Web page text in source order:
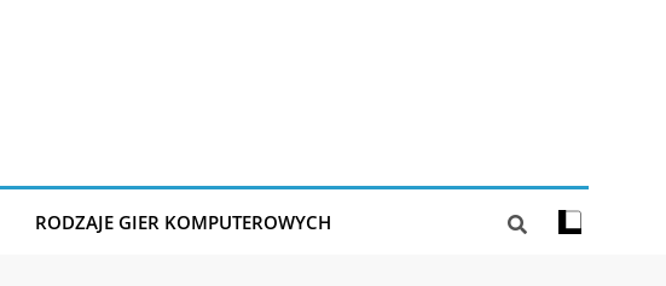
RODZAJE GIER KOMPUTEROWYCH